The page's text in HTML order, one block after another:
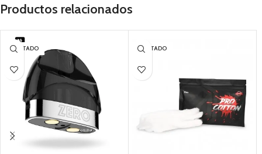
Productos relacionados
AGOTADO AGOTADO